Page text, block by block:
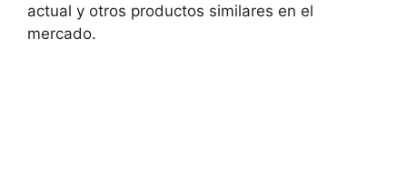
actual y otros productos similares en el
mercado.